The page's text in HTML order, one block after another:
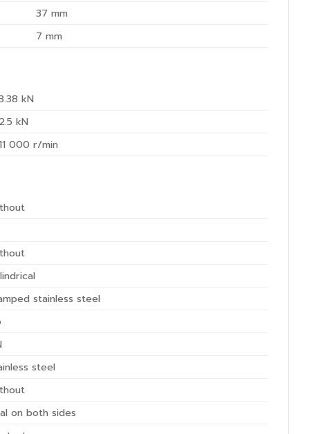
37 mm
7 mm
kN
2.5 kN
000 r/min
stainless steel
steel
on both sides